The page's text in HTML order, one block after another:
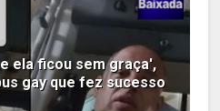
ela ficou sem graça',
gay que fez sucesso